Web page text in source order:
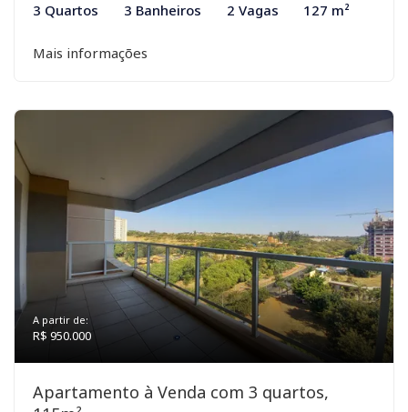
3 Quartos 3 Banheiros 2 Vagas 127 m²
Mais informações
A partir de:
R$ 950.000
Apartamento à Venda com 3 quartos,